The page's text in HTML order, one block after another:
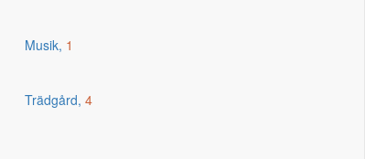
Musik, 1
Trädgård, 4